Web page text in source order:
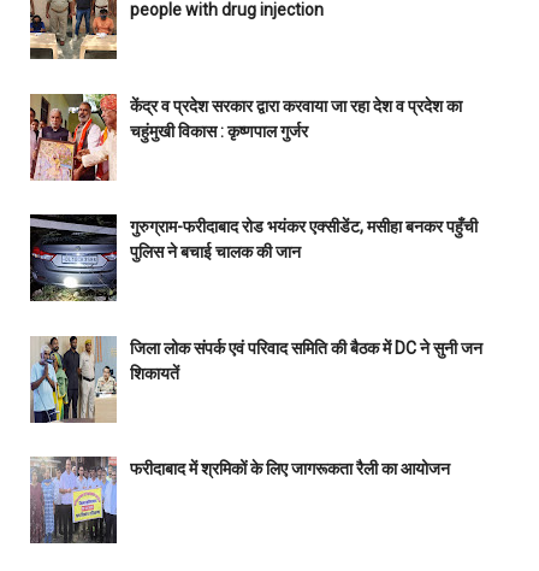
people with drug injection
केंद्र व प्रदेश सरकार द्वारा करवाया जा रहा देश व प्रदेश का
चहुंमुखी विकास : कृष्णपाल गुर्जर
गुरुग्राम-फरीदाबाद रोड भयंकर एक्सीडेंट, मसीहा बनकर पहुँची
पुलिस ने बचाई चालक की जान
जिला लोक संपर्क एवं परिवाद समिति की बैठक में DC ने सुनी जन
शिकायतें
फरीदाबाद में श्रमिकों के लिए जागरूकता रैली का आयोजन